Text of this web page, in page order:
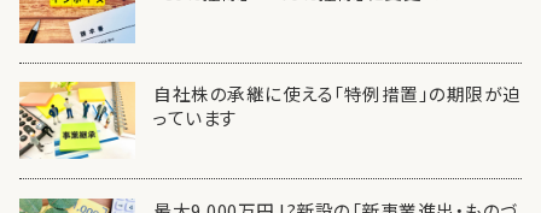
自社株の承継に使える「特例措置」の期限が迫
っています